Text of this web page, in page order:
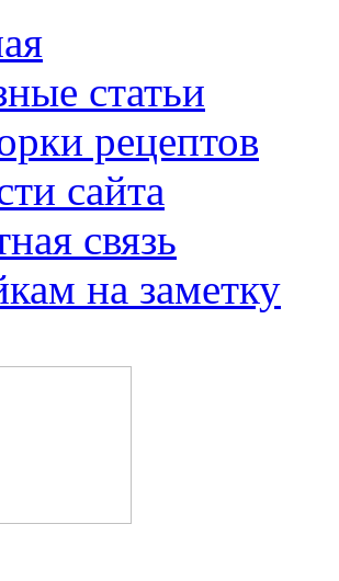
статьи
рецептов
сайта
связь
на заметку